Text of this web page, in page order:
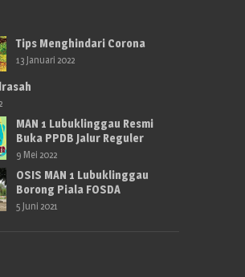
Tips Menghindari Corona
13 Januari 2022
MAN 1 Lubuklinggau Resmi
Buka PPDB Jalur Reguler
9 Mei 2022
OSIS MAN 1 Lubuklinggau
Borong Piala FOSDA
5 Juni 2021